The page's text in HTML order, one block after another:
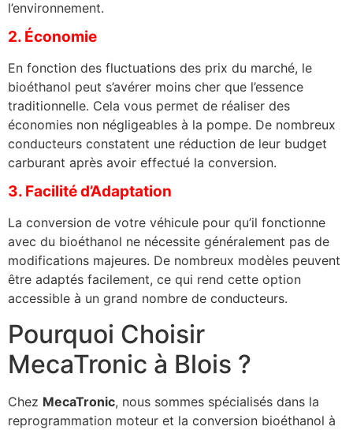
l’environnement.
2. Économie
En fonction des fluctuations des prix du marché, le
bioéthanol peut s’avérer moins cher que l’essence
traditionnelle. Cela vous permet de réaliser des
économies non négligeables à la pompe. De nombreux
conducteurs constatent une réduction de leur budget
carburant après avoir effectué la conversion.
3. Facilité d’Adaptation
La conversion de votre véhicule pour qu’il fonctionne
avec du bioéthanol ne nécessite généralement pas de
modifications majeures. De nombreux modèles peuvent
être adaptés facilement, ce qui rend cette option
accessible à un grand nombre de conducteurs.
Pourquoi Choisir
MecaTronic à Blois ?
Chez MecaTronic, nous sommes spécialisés dans la
reprogrammation moteur et la conversion bioéthanol à